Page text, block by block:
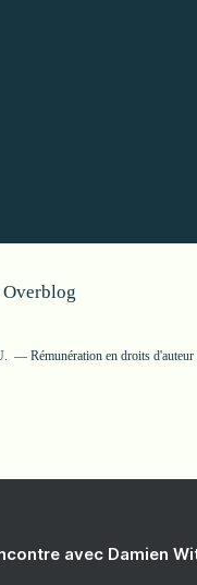
Overblog
Rémunération en droits d'auteur
avec Damien